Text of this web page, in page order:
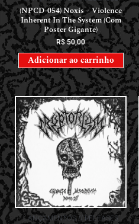
(NPCD-054) Noxis – Violence
Inherent In The System (Com
Poster Gigante)
R$50,00
Adicionar ao carrinho
LANÇAMENTOS // RELEASES